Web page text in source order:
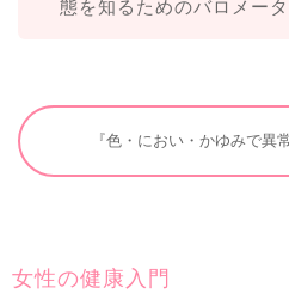
態を知るためのバロメータ
『色・におい・かゆみで異
女性の健康入門